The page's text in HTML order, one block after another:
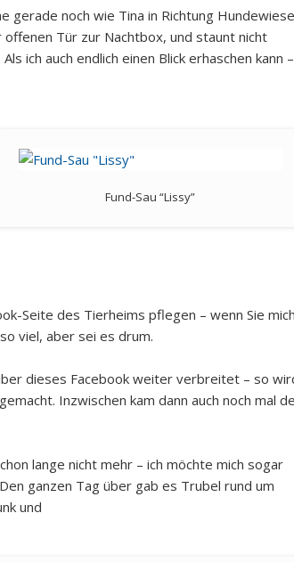
gerade noch wie Tina in Richtung Hundewiese
Tür zur Nachtbox, und staunt nicht
ich auch endlich einen Blick erhaschen kann –
Fund-Sau “Lissy”
Seite des Tierheims pflegen – wenn Sie mich
viel, aber sei es drum.
dieses Facebook weiter verbreitet – so
Inzwischen kam dann auch noch mal
lange nicht mehr – ich möchte mich sogar
ganzen Tag über gab es Trubel rund um
und